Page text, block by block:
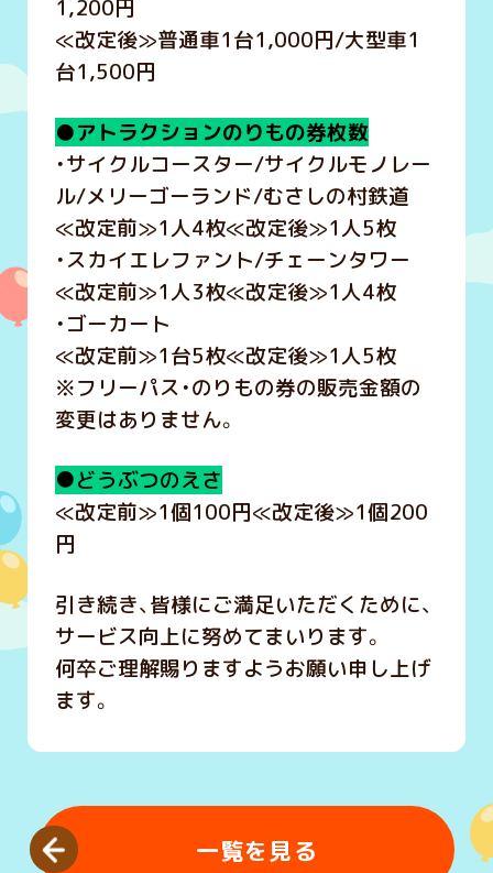
1,200円
≪改定後≫普通車1台1,000円/大型車1
台1,500円
●アトラクションのりもの券枚数
・サイクルコースター/サイクルモノレー
ル/メリーゴーランド/むさしの村鉄道
≪改定前≫1人4枚≪改定後≫1人5枚
・スカイエレファント/チェーンタワー
≪改定前≫1人3枚≪改定後≫1人4枚
・ゴーカート
≪改定前≫1台5枚≪改定後≫1人5枚
※フリーパス・のりもの券の販売金額の
変更はありません。
●どうぶつのえさ
≪改定前≫1個100円≪改定後≫1個200
円
引き続き、皆様にご満足いただくために、
サービス向上に努めてまいります。
何卒ご理解賜りますようお願い申し上げ
ます。
一覧を見る